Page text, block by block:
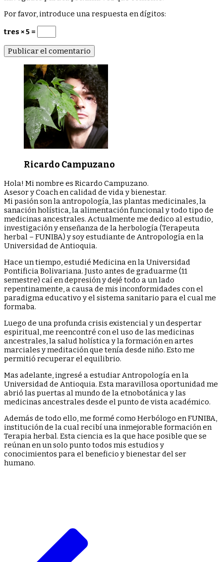
Por favor, introduce una respuesta en dígitos:
tres × 5 =
Ricardo Campuzano
Hola! Mi nombre es Ricardo Campuzano.
Asesor y Coach en calidad de vida y bienestar.
Mi pasión son la antropología, las plantas medicinales, la
sanación holística, la alimentación funcional y todo tipo de
medicinas ancestrales. Actualmente me dedico al estudio,
investigación y enseñanza de la herbología (Terapeuta
herbal – FUNIBA) y soy estudiante de Antropología en la
Universidad de Antioquia.
Hace un tiempo, estudié Medicina en la Universidad
Pontificia Bolivariana. Justo antes de graduarme (11
semestre) caí en depresión y dejé todo a un lado
repentinamente, a causa de mis inconformidades con el
paradigma educativo y el sistema sanitario para el cual me
formaba.
Luego de una profunda crisis existencial y un despertar
espiritual, me reencontré con el uso de las medicinas
ancestrales, la salud holística y la formación en artes
marciales y meditación que tenía desde niño. Esto me
permitió recuperar el equilibrio.
Mas adelante, ingresé a estudiar Antropología en la
Universidad de Antioquia. Esta maravillosa oportunidad me
abrió las puertas al mundo de la etnobotánica y las
medicinas ancestrales desde el punto de vista académico.
Además de todo ello, me formé como Herbólogo en FUNIBA,
institución de la cual recibí una inmejorable formación en
Terapia herbal. Esta ciencia es la que hace posible que se
reúnan en un solo punto todos mis estudios y
conocimientos para el beneficio y bienestar del ser
humano.